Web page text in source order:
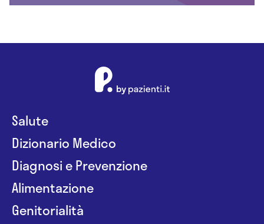
Salute
Dizionario Medico
Diagnosi e Prevenzione
Alimentazione
Genitorialità